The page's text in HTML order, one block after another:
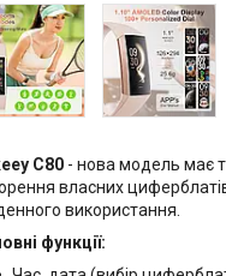
C80 - нова модель має
власних
використання.
функції: